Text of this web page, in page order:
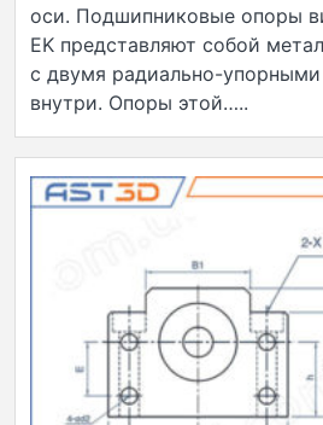
оси. Подшипниковые опоры
EK представляют собой
с двумя радиально-
внутри. Опоры этой…..